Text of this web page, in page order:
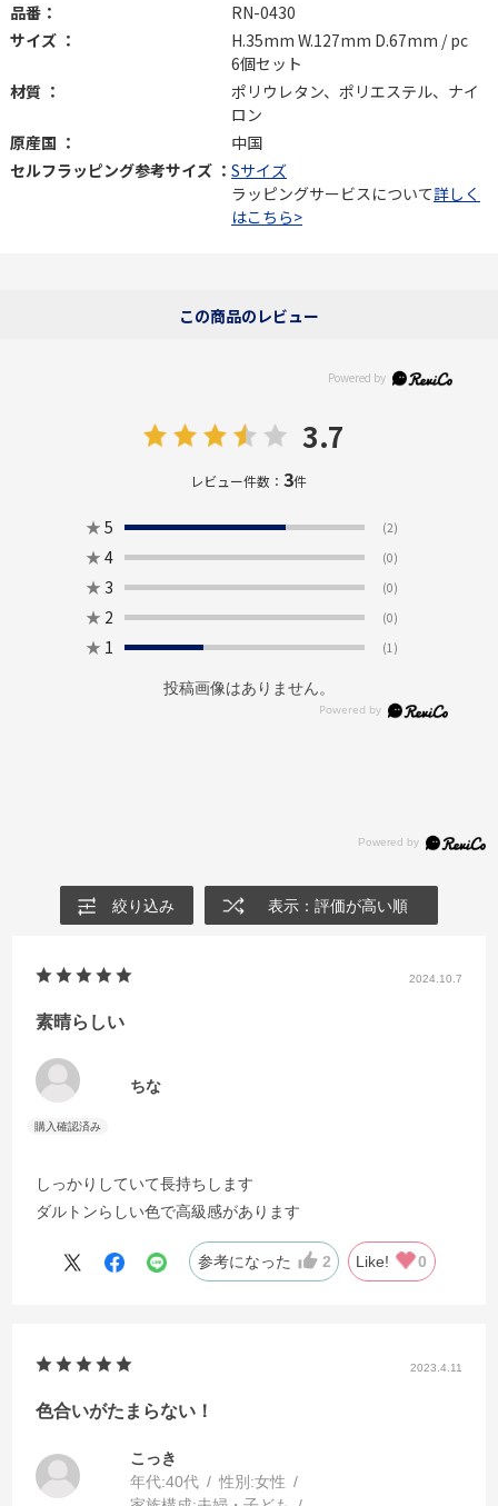
品番：
RN-0430
サイズ ：
H.35mm W.127mm D.67mm / pc
6個セット
材質 ：
ポリウレタン、ポリエステル、ナイ
ロン
原産国 ：
中国
セルフラッピング参考サイズ ： Sサイズ
ラッピングサービスについて詳しく
はこちら>
この商品のレビュー
3.7
レビュー件数：3件
★ 5 (2)
★ 4 (0)
★ 3 (0)
★ 2 (0)
★ 1 (1)
投稿画像はありません。
絞り込み 表示：評価が高い順
2024.10.7
素晴らしい
ちな
しっかりしていて長持ちします
ダルトンらしい色で高級感があります
参考になった 2 Like! 0
2023.4.11
色合いがたまらない！
こっき
年代:40代 性別:女性